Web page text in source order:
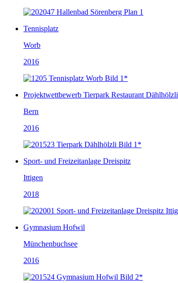
Tennisplatz
Worb
2016
Projektwettbewerb Tierpark Restaurant Dählhölzli
Bern
2016
Sport- und Freizeitanlage Dreispitz
Ittigen
2018
Gymnasium Hofwil
Münchenbuchsee
2016